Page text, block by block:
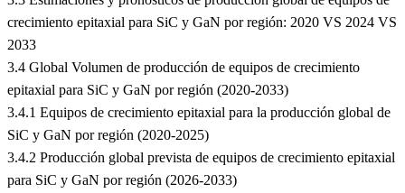
crecimiento epitaxial para SiC y GaN por región: 2020 VS 2024 VS
2033
3.4 Global Volumen de producción de equipos de crecimiento
epitaxial para SiC y GaN por región (2020-2033)
3.4.1 Equipos de crecimiento epitaxial para la producción global de
SiC y GaN por región (2020-2025)
3.4.2 Producción global prevista de equipos de crecimiento epitaxial
para SiC y GaN por región (2026-2033)